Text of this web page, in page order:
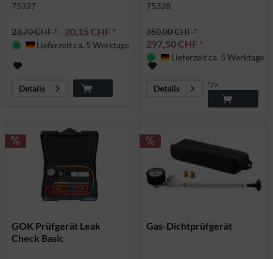
75327
23,70 CHF * 20,15 CHF *
Deutschland
Lieferzeit ca. 5 Werktage
Details
75328
350,00 CHF *
297,50 CHF *
Deutschland
Lieferzeit ca. 5 Werktage
Details "/>
GOK Prüfgerät Leak
Check Basic
Gas-Dichtprüfgerät